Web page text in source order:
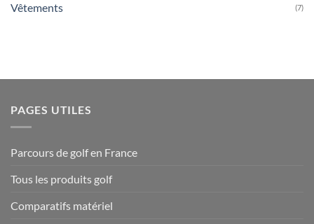
Vêtements (7)
PAGES UTILES
Parcours de golf en France
Tous les produits golf
Comparatifs matériel